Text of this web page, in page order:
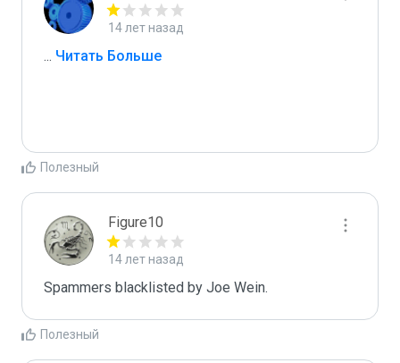
14 лет назад
... Читать Больше
Полезный
Figure10
14 лет назад
Spammers blacklisted by Joe Wein.
Полезный